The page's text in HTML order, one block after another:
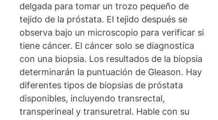
delgada para tomar un trozo pequeño de
tejido de la próstata. El tejido después se
observa bajo un microscopio para verificar si
tiene cáncer. El cáncer solo se diagnostica
con una biopsia. Los resultados de la biopsia
determinarán la puntuación de Gleason. Hay
diferentes tipos de biopsias de próstata
disponibles, incluyendo transrectal,
transperineal y transuretral. Hable con su